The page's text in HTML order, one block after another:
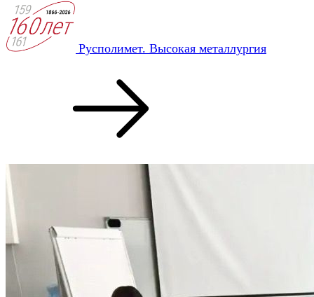
Русполимет. Высокая металлургия